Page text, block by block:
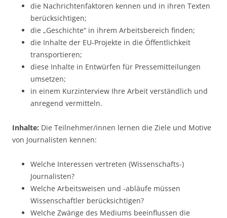
die Nachrichtenfaktoren kennen und in ihren Texten
berücksichtigen;
die „Geschichte“ in ihrem Arbeitsbereich finden;
die Inhalte der EU-Projekte in die Öffentlichkeit
transportieren;
diese Inhalte in Entwürfen für Pressemitteilungen
umsetzen;
in einem Kurzinterview Ihre Arbeit verständlich und
anregend vermitteln.
Inhalte: Die Teilnehmer/innen lernen die Ziele und Motive
von Journalisten kennen:
Welche Interessen vertreten (Wissenschafts-)
Journalisten?
Welche Arbeitsweisen und -abläufe müssen
Wissenschaftler berücksichtigen?
Welche Zwänge des Mediums beeinflussen die